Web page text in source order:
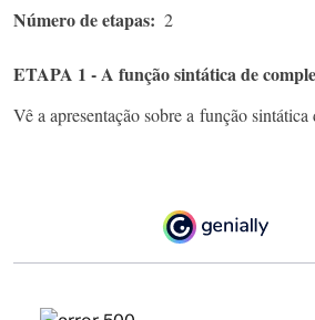
Número de etapas 2
ETAPA 1 - A função sintática de
Vê a apresentação sobre a função sintática